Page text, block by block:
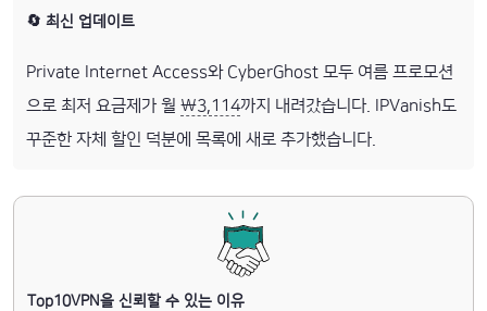
🔄 최신 업데이트
Private Internet Access와 CyberGhost 모두 여름 프로모션
으로 최저 요금제가 월 ₩3,114까지 내려갔습니다. IPVanish도
꾸준한 자체 할인 덕분에 목록에 새로 추가했습니다.
Top10VPN을 신뢰할 수 있는 이유